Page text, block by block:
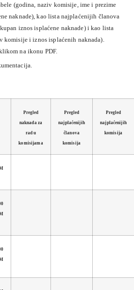
(godina, naziv komisije, ime i prezime
naknade), kao lista najplaćenijih članova
iznos isplaćene naknade) i kao lista
i iznos isplaćenih naknada).
na ikonu PDF.
Pregled
naknada za
rad u
komisijama
Pregled
najplaćenijih
članova
komisija
Pregled
najplaćenijih
komisija